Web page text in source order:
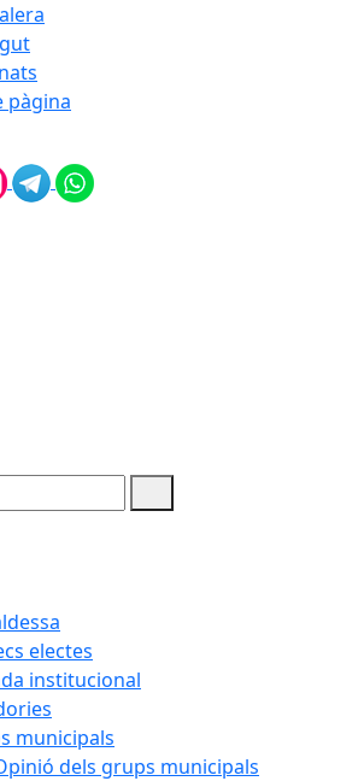
pàgina
electes
institucional
municipals
dels grups municipals